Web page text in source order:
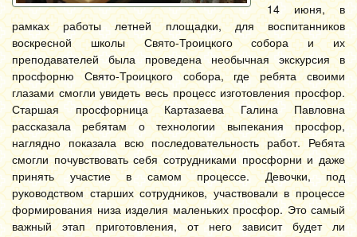
14 июня, в
рамках работы летней площадки, для воспитанников
воскресной школы Свято-Троицкого собора и их
преподавателей была проведена необычная экскурсия в
просфорню Свято-Троицкого собора, где ребята своими
глазами смогли увидеть весь процесс изготовления просфор.
Старшая просфорница Картазаева Галина Павловна
рассказала ребятам о технологии выпекания просфор,
наглядно показала всю последовательность работ. Ребята
смогли почувствовать себя сотрудниками просфорни и даже
принять участие в самом процессе. Девочки, под
руководством старших сотрудников, участвовали в процессе
формирования низа изделия маленьких просфор. Это самый
важный этап приготовления, от него зависит будет ли